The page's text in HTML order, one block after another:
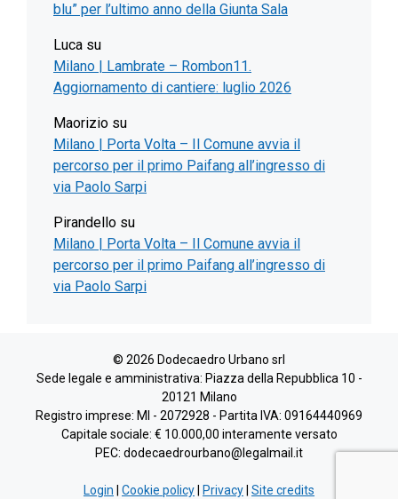
blu” per l’ultimo anno della Giunta Sala
Luca su
Milano | Lambrate – Rombon11.
Aggiornamento di cantiere: luglio 2026
Maorizio su
Milano | Porta Volta – Il Comune avvia il
percorso per il primo Paifang all’ingresso di
via Paolo Sarpi
Pirandello su
Milano | Porta Volta – Il Comune avvia il
percorso per il primo Paifang all’ingresso di
via Paolo Sarpi
© 2026 Dodecaedro Urbano srl
Sede legale e amministrativa: Piazza della Repubblica 10 -
20121 Milano
Registro imprese: MI - 2072928 - Partita IVA: 09164440969
Capitale sociale: € 10.000,00 interamente versato
PEC: dodecaedrourbano@legalmail.it
Login Cookie policy Privacy Site credits